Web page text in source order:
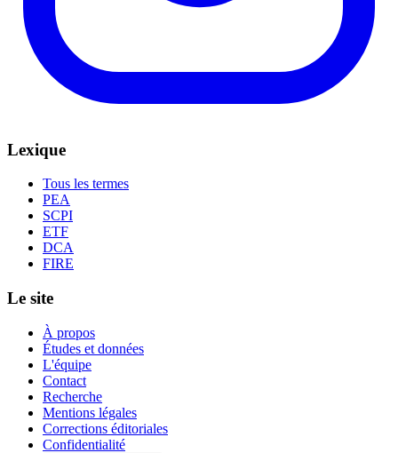
Lexique
Tous les termes
PEA
SCPI
ETF
DCA
FIRE
Le site
À propos
Études et données
L'équipe
Contact
Recherche
Mentions légales
Corrections éditoriales
Confidentialité